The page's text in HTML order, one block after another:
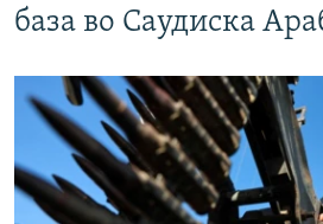
база во Саудиска